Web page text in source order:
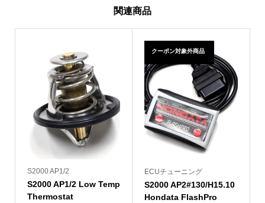
関連商品
S2000 AP1/2
S2000 AP1/2 Low Temp
Thermostat
クーポン対象外商品
ECUチューニング
S2000 AP2#130/H15.10
Hondata FlashPro